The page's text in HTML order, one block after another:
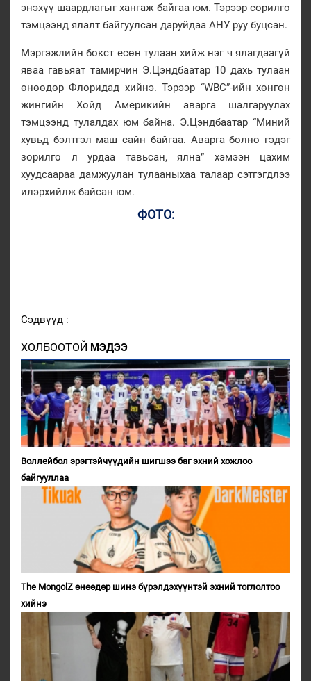
энэхүү шаардлагыг хангаж байгаа юм. Тэрээр сорилго
тэмцээнд ялалт байгуулсан даруйдаа АНУ руу буцсан.
Мэргэжлийн бокст есөн тулаан хийж нэг ч ялагдаагүй
яваа гавьяат тамирчин Э.Цэндбаатар 10 дахь тулаан
өнөөдөр Флоридад хийнэ. Тэрээр “WBC”-ийн хөнгөн
жингийн Хойд Америкийн аварга шалгаруулах
тэмцээнд тулалдах юм байна. Э.Цэндбаатар “Миний
хувьд бэлтгэл маш сайн байгаа. Аварга болно гэдэг
зорилго л урдаа тавьсан, ялна” хэмээн цахим
хуудсаараа дамжуулан тулааныхаа талаар сэтгэгдлээ
илэрхийлж байсан юм.
ФОТО:
Сэдвүүд :
ХОЛБООТОЙ МЭДЭЭ
Воллейбол эрэгтэйчүүдийн шигшээ баг эхний хожлоо
байгууллаа
The MongolZ өнөөдөр шинэ бүрэлдэхүүнтэй эхний тоглолтоо
хийнэ